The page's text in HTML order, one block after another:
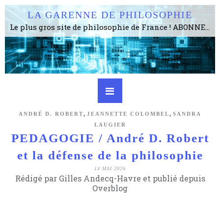
LA GARENNE DE PHILOSOPHIE
Le plus gros site de philosophie de France ! ABONNEZ-VOUS ! 4115 Articles, 1634 abonné·e·s, depuis 2006 . . . . . . . . 2 852 214 pages vues jusqu'à présent. Prestance et être apte à un plus grand nombre de choses.
ANDRÉ D. ROBERT , JEANNETTE COLOMBEL , SANDRA
LAUGIER
PEDAGOGIE / André D. Robert
et la défense de la philosophie
14 MAI 2026
Rédigé par Gilles Andecq-Havre et publié depuis
Overblog